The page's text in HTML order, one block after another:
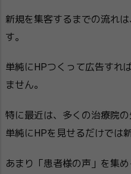
新規を集客するまでの流れ
す。
単純にHPつくって広告すれ
ません。
特に最近は、多くの治療院
単純にHPを見せるだけでは
あまり「患者様の声」を集